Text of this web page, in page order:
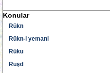
Konular
Rükn
Rükn-i yemani
Rüku
Rüşd